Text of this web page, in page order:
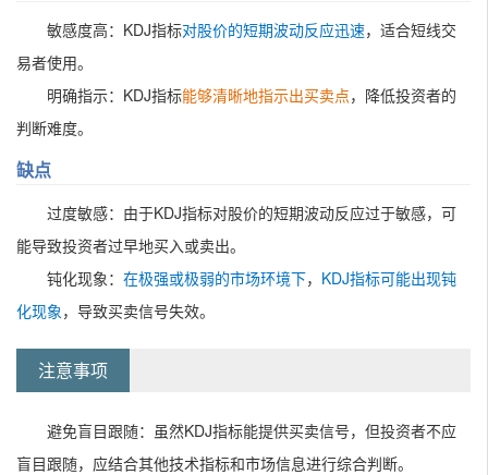
敏感度高：KDJ指标对股价的短期波动反应迅速，适合短线交
易者使用。
明确指示：KDJ指标能够清晰地指示出买卖点，降低投资者的
判断难度。
缺点
过度敏感：由于KDJ指标对股价的短期波动反应过于敏感，可
能导致投资者过早地买入或卖出。
钝化现象： 在极强或极弱的市场环境下， KDJ指标可能出现钝
化现象 ，导致买卖信号失效。
注意事项
避免盲目跟随：虽然KDJ指标能提供买卖信号，但投资者不应
盲目跟随，应结合其他技术指标和市场信息进行综合判断。